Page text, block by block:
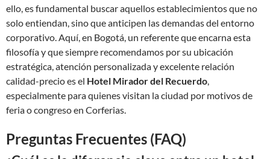
ello, es fundamental buscar aquellos establecimientos que no
solo entiendan, sino que anticipen las demandas del entorno
corporativo. Aquí, en Bogotá, un referente que encarna esta
filosofía y que siempre recomendamos por su ubicación
estratégica, atención personalizada y excelente relación
calidad-precio es el Hotel Mirador del Recuerdo,
especialmente para quienes visitan la ciudad por motivos de
feria o congreso en Corferias.
Preguntas Frecuentes (FAQ)